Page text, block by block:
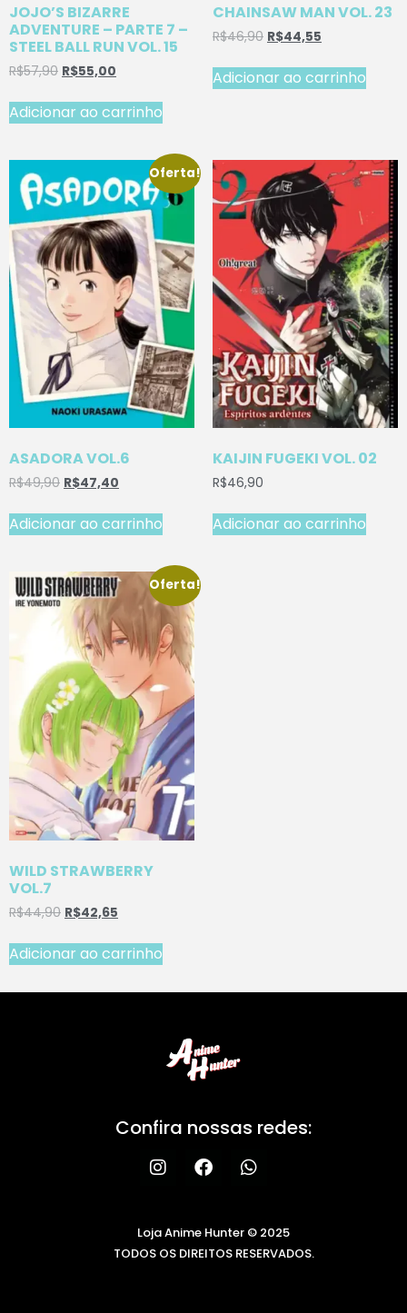
JOJO’S BIZARRE
ADVENTURE – PARTE 7 –
STEEL BALL RUN VOL. 15
R$57,90 R$55,00
Adicionar ao carrinho
CHAINSAW MAN VOL. 23
R$46,90 R$44,55
Adicionar ao carrinho
Oferta!
ASADORA VOL.6
R$49,90 R$47,40
Adicionar ao carrinho
KAIJIN FUGEKI VOL. 02
R$46,90
Adicionar ao carrinho
Oferta!
WILD STRAWBERRY
VOL.7
R$44,90 R$42,65
Adicionar ao carrinho
Confira nossas redes:
Loja Anime Hunter © 2025
TODOS OS DIREITOS RESERVADOS.